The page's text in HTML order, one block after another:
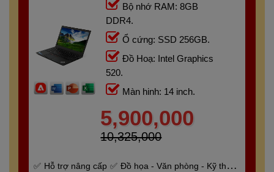
Bộ nhớ RAM: 8GB
DDR4.
Ổ cứng: SSD 256GB.
Đồ Hoạ: Intel Graphics
520.
Màn hinh: 14 inch.
5,900,000
10,325,000
Hỗ trợ nâng cấp
Đồ họa - Văn phòng - Kỹ thuật